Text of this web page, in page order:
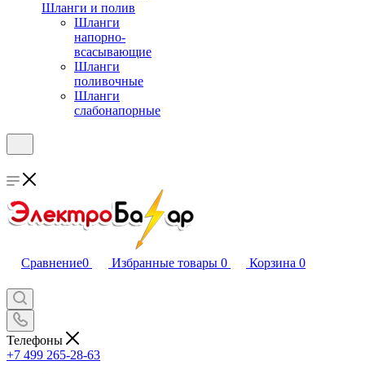
Шланги и полив
Шланги
напорно-
всасывающие
Шланги
поливочные
Шланги
слабонапорные
Сравнение0 Избранные товары 0 Корзина 0
Телефоны
+7 499 265-28-63